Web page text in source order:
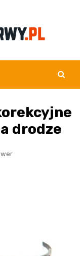
drodze